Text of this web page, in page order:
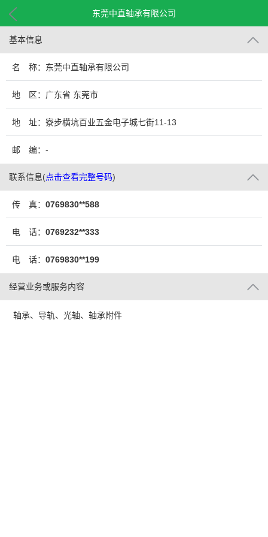
东莞中直轴承有限公司
基本信息
名 称：东莞中直轴承有限公司
地 区：广东省 东莞市
地 址：寮步横坑百业五金电子城七街11-13
邮 编：-
联系信息(点击查看完整号码)
传 真： 0769830**588
电 话： 0769232**333
电 话： 0769830**199
经营业务或服务内容
轴承、导轨、光轴、轴承附件